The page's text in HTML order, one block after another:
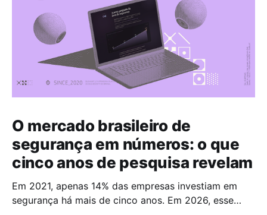
O mercado brasileiro de
segurança em números: o que
cinco anos de pesquisa revelam
Em 2021, apenas 14% das empresas investiam em
segurança há mais de cinco anos. Em 2026, esse